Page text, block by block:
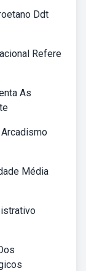
Ddt
Refere
As
Média